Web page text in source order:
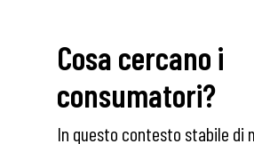
Cosa cercano i
consumatori?
In questo contesto stabile di